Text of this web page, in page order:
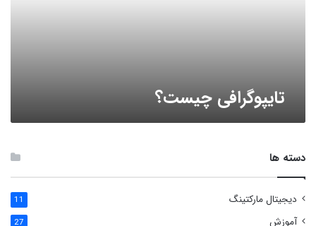
تایپوگرافی چیست؟
دسته ها
دیجیتال مارکتینگ 11
آموزش 27